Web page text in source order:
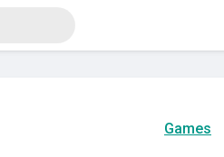
Games